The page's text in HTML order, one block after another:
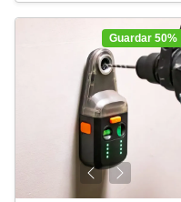
Guardar 50%